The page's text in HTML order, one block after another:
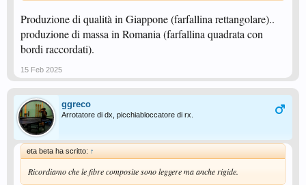
Le vendite saranno calate e stanno cercando di competere su diversi bacini
di utenza soprattutto nel contesto asiatico.
Ma non possono reggere il confronto con marchi come Sanwei e Yinhe che
producono telai di qualità assoluta a prezzi più graditi. Tra l’altro Sanwei
prese a penna più anatomiche) ed usa più varietà di legni.
Da qui la loro risposta: mescoliamo i ns “must” con il più gestibile e meno
Politica già avviata con le gomme Glayzer. Quest’ultime usano la spugna
spring X delle dignics e il top sheet. Quale potrebbe essere la ragione di
produzione per cui costano la metà delle dignics. É solo una scelta
commerciale, di posizionamento su un mercato più accessibile.
Produzione di qualità in Giappone (farfallina rettangolare)..
produzione di massa in Romania (farfallina quadrata con
bordi raccordati).
15 Feb 2025
ggreco
Arrotatore di dx, picchiabloccatore di rx.
eta beta ha scritto: ↑
Ricordiamo che le fibre composite sono leggere ma anche rigide.